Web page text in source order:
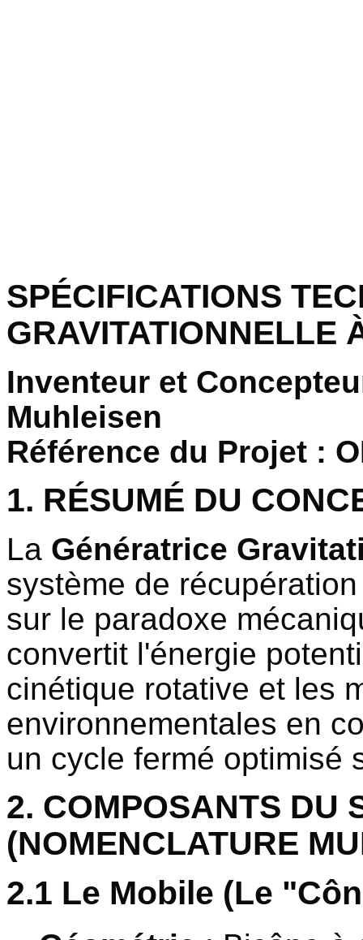
SPÉCIFICATIONS
GRAVITATIONNELLE
Inventeur et
Muhleisen
Référence du Projet :
1. RÉSUMÉ DU
La Génératrice
système de
sur le paradoxe
convertit l'énergie
cinétique rotative et les
environnementales en
un cycle fermé optimisé
2. COMPOSANTS DU
(NOMENCLATURE
2.1 Le Mobile (Le